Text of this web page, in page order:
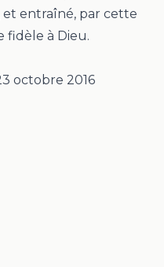
entraîné, par cette
fidèle à Dieu.
octobre 2016